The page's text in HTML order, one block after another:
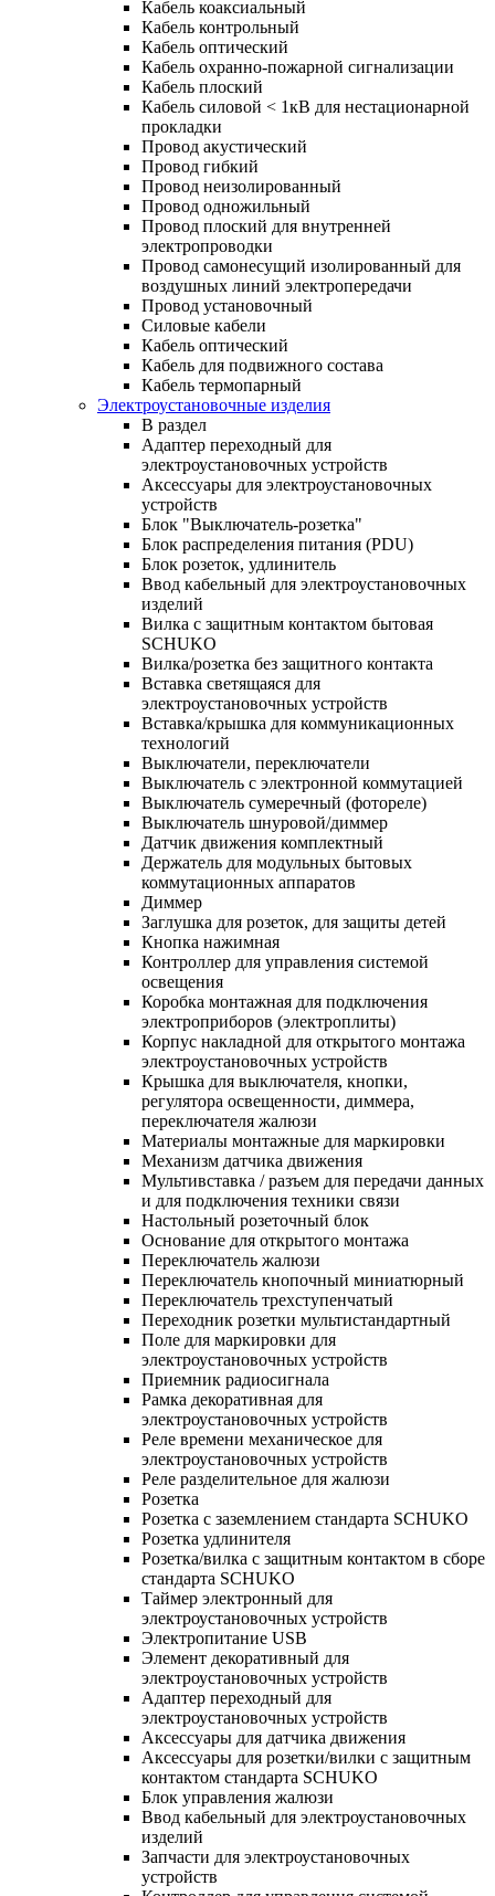
Кабель коаксиальный
Кабель контрольный
Кабель оптический
Кабель охранно-пожарной сигнализации
Кабель плоский
Кабель силовой < 1кВ для нестационарной
прокладки
Провод акустический
Провод гибкий
Провод неизолированный
Провод одножильный
Провод плоский для внутренней
электропроводки
Провод самонесущий изолированный для
воздушных линий электропередачи
Провод установочный
Силовые кабели
Кабель оптический
Кабель для подвижного состава
Кабель термопарный
Электроустановочные изделия
В раздел
Адаптер переходный для
электроустановочных устройств
Аксессуары для электроустановочных
устройств
Блок "Выключатель-розетка"
Блок распределения питания (PDU)
Блок розеток, удлинитель
Ввод кабельный для электроустановочных
изделий
Вилка с защитным контактом бытовая
SCHUKO
Вилка/розетка без защитного контакта
Вставка светящаяся для
электроустановочных устройств
Вставка/крышка для коммуникационных
технологий
Выключатели, переключатели
Выключатель с электронной коммутацией
Выключатель сумеречный (фотореле)
Выключатель шнуровой/диммер
Датчик движения комплектный
Держатель для модульных бытовых
коммутационных аппаратов
Диммер
Заглушка для розеток, для защиты детей
Кнопка нажимная
Контроллер для управления системой
освещения
Коробка монтажная для подключения
электроприборов (электроплиты)
Корпус накладной для открытого монтажа
электроустановочных устройств
Крышка для выключателя, кнопки,
регулятора освещенности, диммера,
переключателя жалюзи
Материалы монтажные для маркировки
Механизм датчика движения
Мультивставка / разъем для передачи данных
и для подключения техники связи
Настольный розеточный блок
Основание для открытого монтажа
Переключатель жалюзи
Переключатель кнопочный миниатюрный
Переключатель трехступенчатый
Переходник розетки мультистандартный
Поле для маркировки для
электроустановочных устройств
Приемник радиосигнала
Рамка декоративная для
электроустановочных устройств
Реле времени механическое для
электроустановочных устройств
Реле разделительное для жалюзи
Розетка
Розетка с заземлением стандарта SCHUKO
Розетка удлинителя
Розетка/вилка с защитным контактом в сборе
стандарта SCHUKO
Таймер электронный для
электроустановочных устройств
Электропитание USB
Элемент декоративный для
электроустановочных устройств
Адаптер переходный для
электроустановочных устройств
Аксессуары для датчика движения
Аксессуары для розетки/вилки с защитным
контактом стандарта SCHUKO
Блок управления жалюзи
Ввод кабельный для электроустановочных
изделий
Запчасти для электроустановочных
устройств